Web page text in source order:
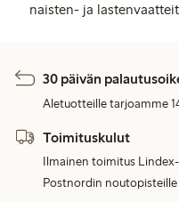
naisten- ja
30 päivän
Aletuotteille tarjoamme
Toimituskulut
Ilmainen toimitus
Postnordin